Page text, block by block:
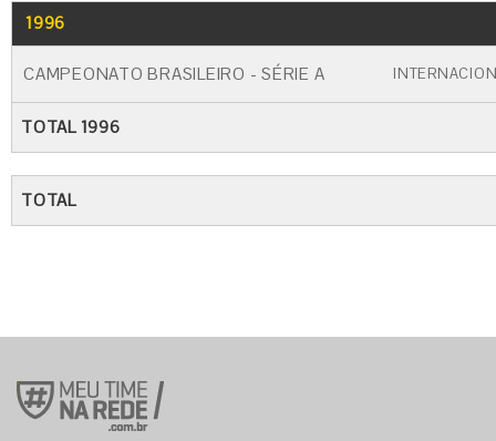
1996
CAMPEONATO BRASILEIRO - SÉRIE A
TOTAL 1996
TOTAL